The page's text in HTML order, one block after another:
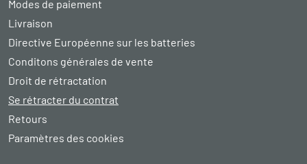
Modes de paiement
Livraison
Directive Européenne sur les batteries
Conditons générales de vente
Droit de rétractation
Se rétracter du contrat
Retours
Paramètres des cookies